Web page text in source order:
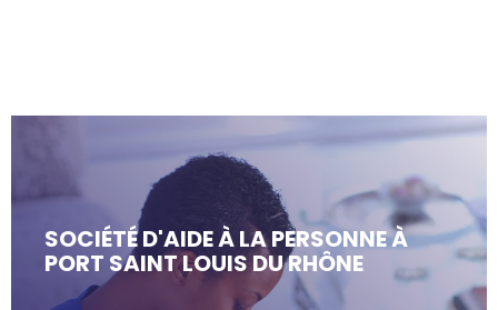
SOCIÉTÉ D'AIDE À LA PERSONNE À
PORT SAINT LOUIS DU RHÔNE